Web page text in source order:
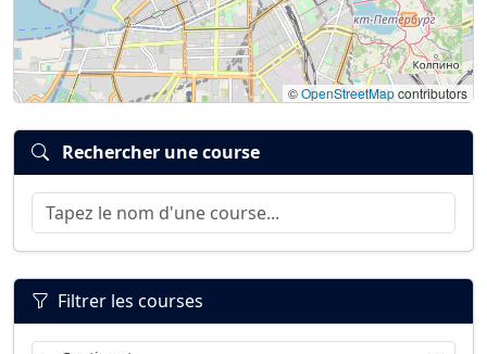
©OpenStreetMapcontributors
Rechercher une course
Filtrer les courses